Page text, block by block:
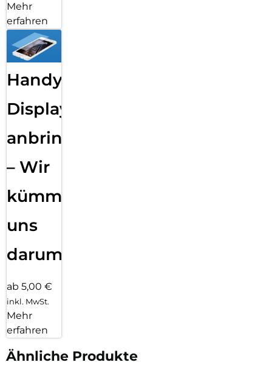
Mehr
erfahren
Handy
Displayfolie
anbringen
– Wir
kümmern
uns
darum!
ab 5,00 €
inkl. MwSt.
Mehr
erfahren
Ähnliche Produkte